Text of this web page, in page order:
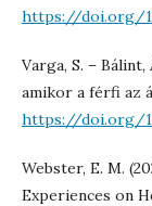
https://doi.org/
Varga, S. –
amikor a férfi az
https://doi.org/
Webster, E. M.
Experiences on